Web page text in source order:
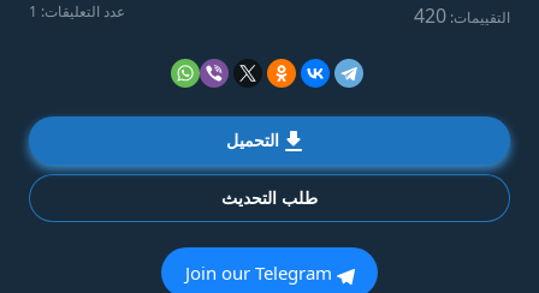
التقييمات: 420 عدد التعليقات: 1
التحميل
طلب التحديث